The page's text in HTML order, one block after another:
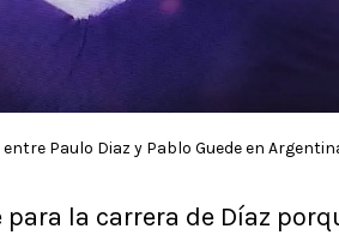
Paulo Diaz y Pablo Guede en
la carrera de Díaz